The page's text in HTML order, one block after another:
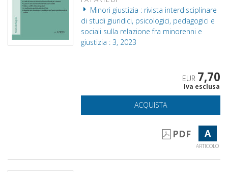
Minori giustizia : rivista interdisciplinare
di studi giuridici, psicologici, pedagogici e
sociali sulla relazione fra minorenni e
giustizia : 3, 2023
EUR 7,70
Iva esclusa
ACQUISTA
PDF A
ARTICOLO